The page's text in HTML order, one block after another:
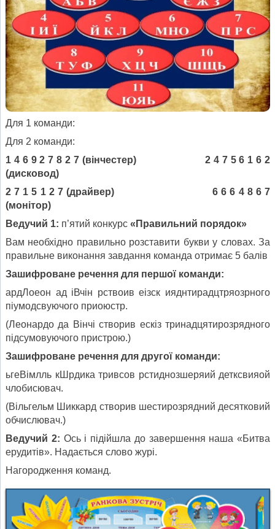
Для 1 команди:
Для 2 команди:
1 4 6 9 2 7 8 2 7 (вінчестер) 2 4 7 5 6 1 6 2
(дисковод)
2 7 1 5 1 2 7 (драйвер) 6 6 6 4 8 6 7
(монітор)
Ведучий 1: п’ятий конкурс «Правильний порядок»
Вам необхідно правильно розставити букви у словах. За
правильне виконання завдання команда отримає 5 балів
Зашифроване речення для першої команди:
ардЛоеон ад іВчін рствоив еізск ияднтирадцтряозрного
піумодсвуючого приоюстр.
(Леонардо да Вінчі створив ескіз тринадцятирозрядного
підсумовуючого пристрою.)
Зашифроване речення для другої команди:
ьгеВімлль кШрдика тривсов рстиднозшеряий детксвияой
члобисювач.
(Вільгельм Шиккард створив шестирозрядний десятковий
обчислювач.)
Ведучий 2: Ось і підійшла до завершення наша «Битва
ерудитів». Надається слово журі.
Нагородження команд.